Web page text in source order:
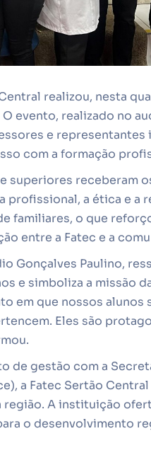
realizou, nesta
evento, realizado no
e representantes
com a formação
superiores receberam
a ética e a
familiares, o que
entre a Fatec e a
Gonçalves Paulino,
e simboliza a missão
em que nossos alunos
Eles são
gestão com a
a Fatec Sertão
A instituição
o desenvolvimento